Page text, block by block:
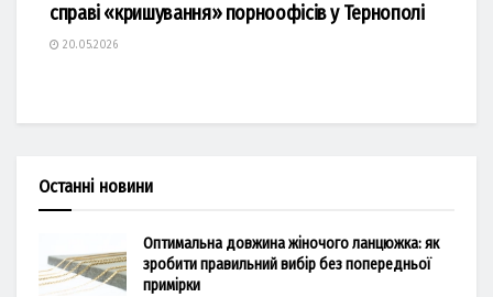
справі «кришування» порноофісів у Тернополі
20.05.2026
Останні новини
Оптимальна довжина жіночого ланцюжка: як
зробити правильний вибір без попередньої
примірки